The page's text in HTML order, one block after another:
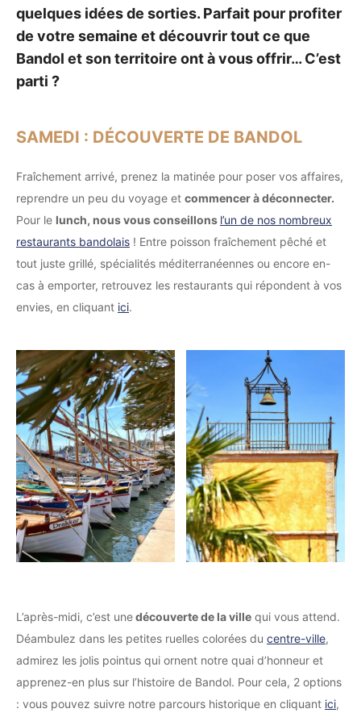
quelques idées de sorties. Parfait pour profiter
de votre semaine et découvrir tout ce que
Bandol et son territoire ont à vous offrir… C’est
parti ?
SAMEDI : DÉCOUVERTE DE BANDOL
Fraîchement arrivé, prenez la matinée pour poser vos affaires,
reprendre un peu du voyage et commencer à déconnecter.
Pour le lunch, nous vous conseillons l’un de nos nombreux
restaurants bandolais ! Entre poisson fraîchement pêché et
tout juste grillé, spécialités méditerranéennes ou encore en-
cas à emporter, retrouvez les restaurants qui répondent à vos
envies, en cliquant ici.
L’après-midi, c’est unedécouverte de la ville qui vous attend.
Déambulez dans les petites ruelles colorées du centre-ville,
admirez les jolis pointus qui ornent notre quai d’honneur et
apprenez-en plus sur l’histoire de Bandol. Pour cela, 2 options
: vous pouvez suivre notre parcours historique en cliquant ici,